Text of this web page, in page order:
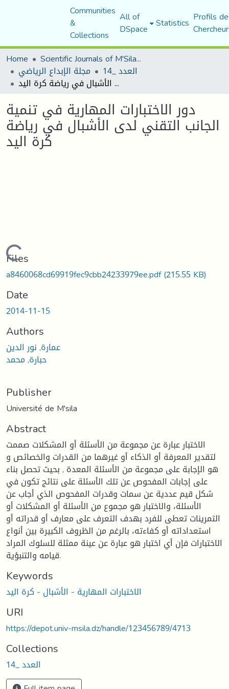
Communities
&
Collections
All of
DSpace Statistics Profils
Home
Scientific Journals of M'Sila University
مجلة الإبداع الرياضي العدد _14
دور الاختبارات المهارية في تنمية الجانب التقني لدى الأشبال في رياضة كرة اليد
دور الاختبارات المهارية في تنمية
الجانب التقني لدى الأشبال في رياضة
كرة اليد
Loading...
Files
a8460068cd69919fec9cbb24233979ee.pdf(215.55 KB)
Date
2014-11-15
Authors
عمارة, نور الدين
حبارة, محمد
Publisher
Université de M'sila
Abstract
الاختبار عبارة عن مجموعة من الأسئلة أو المشكلات صممت
لتقدير المعرفة أو الذكاء أو غيرهما من القدرات والخصائص و
هو الإجابة على مجموعة من الأسئلة المعدة , بحيث تحصل بناء
على إجابات المفحوص عن تلك الأسئلة على نتائج تكون في
شكل قيم عددية عن سمات وقدرات المفحوص الذي أجاب عن
الأسئلة، والاختبار هو مجموع من الأسئلة أو المشكلات أو
التمرينات تعطى للفرد بهدف التعرف على معارف أو قدراته أو
استعداداته أو كفاءته، بالرغم من الظروف الكبيرة بين أنواع
الاختبارات فإن أي اختبار هو عبارة عن عينة ممثلة للسلوك المراد
قيامه والتنبؤية.
Keywords
الاختبارات المهارية - الأشبال - كرة اليد
URI
https://depot.univ-msila.dz/handle/123456789/4713
Collections
العدد _14